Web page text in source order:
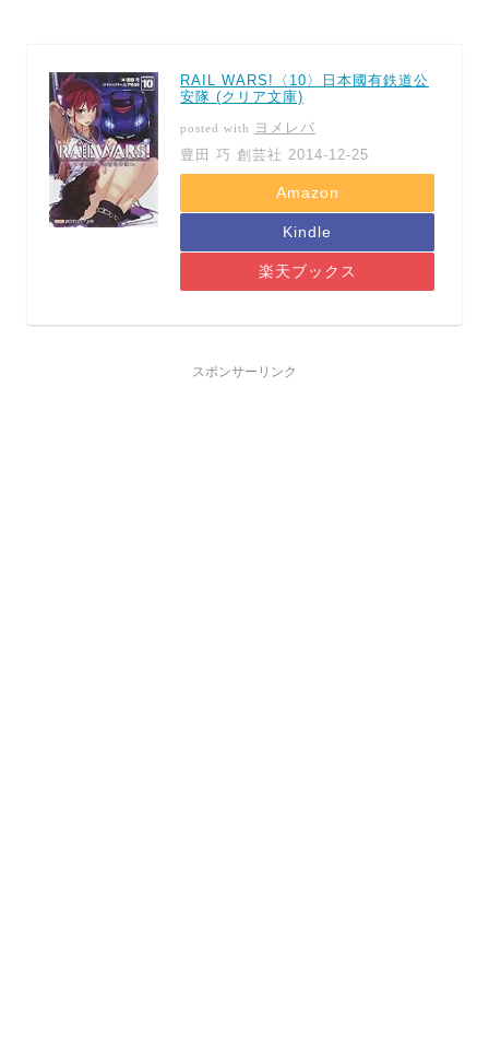
RAIL WARS!〈10〉日本國有鉄道公
安隊 (クリア文庫)
posted with
ヨメレバ
豊田 巧 創芸社 2014-12-25
Amazon
Kindle
楽天ブックス
スポンサーリンク